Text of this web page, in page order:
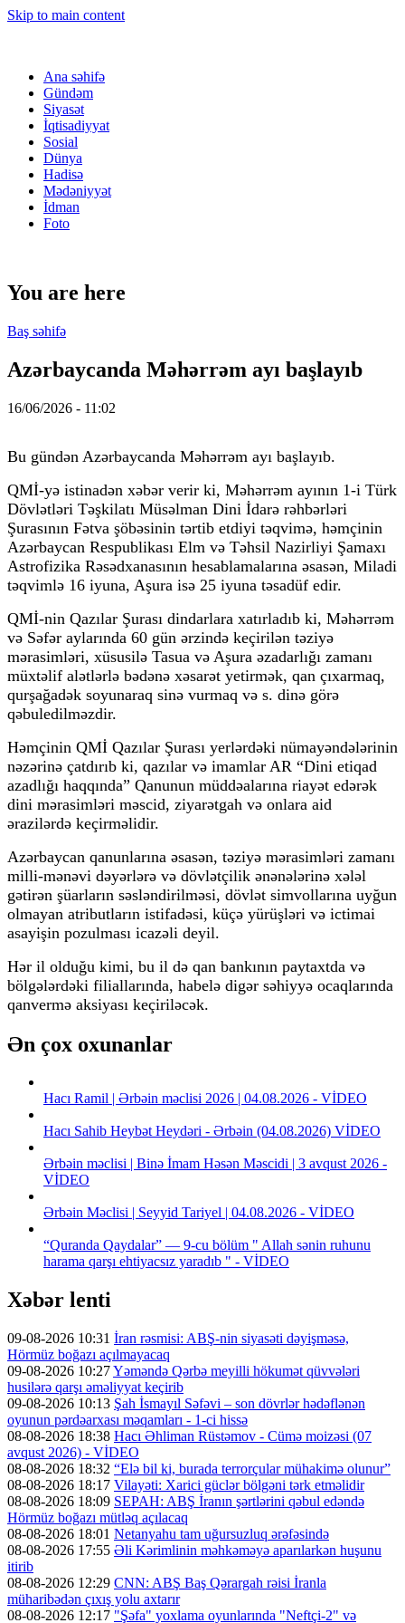
Skip to main content
Ana səhifə
Gündəm
Siyasət
İqtisadiyyat
Sosial
Dünya
Hadisə
Mədəniyyət
İdman
Foto
You are here
Baş səhifə
Azərbaycanda Məhərrəm ayı başlayıb
16/06/2026 - 11:02
Bu gündən Azərbaycanda Məhərrəm ayı başlayıb.
QMİ-yə istinadən xəbər verir ki, Məhərrəm ayının 1-i Türk
Dövlətləri Təşkilatı Müsəlman Dini İdarə rəhbərləri
Şurasının Fətva şöbəsinin tərtib etdiyi təqvimə, həmçinin
Azərbaycan Respublikası Elm və Təhsil Nazirliyi Şamaxı
Astrofizika Rəsədxanasının hesablamalarına əsasən, Miladi
təqvimlə 16 iyuna, Aşura isə 25 iyuna təsadüf edir.
QMİ-nin Qazılar Şurası dindarlara xatırladıb ki, Məhərrəm
və Səfər aylarında 60 gün ərzində keçirilən təziyə
mərasimləri, xüsusilə Tasua və Aşura əzadarlığı zamanı
müxtəlif alətlərlə bədənə xəsarət yetirmək, qan çıxarmaq,
qurşağadək soyunaraq sinə vurmaq və s. dinə görə
qəbuledilməzdir.
Həmçinin QMİ Qazılar Şurası yerlərdəki nümayəndələrinin
nəzərinə çatdırıb ki, qazılar və imamlar AR “Dini etiqad
azadlığı haqqında” Qanunun müddəalarına riayət edərək
dini mərasimləri məscid, ziyarətgah və onlara aid
ərazilərdə keçirməlidir.
Azərbaycan qanunlarına əsasən, təziyə mərasimləri zamanı
milli-mənəvi dəyərlərə və dövlətçilik ənənələrinə xələl
gətirən şüarların səsləndirilməsi, dövlət simvollarına uyğun
olmayan atributların istifadəsi, küçə yürüşləri və ictimai
asayişin pozulması icazəli deyil.
Hər il olduğu kimi, bu il də qan bankının paytaxtda və
bölgələrdəki filiallarında, habelə digər səhiyyə ocaqlarında
qanvermə aksiyası keçiriləcək.
Ən çox oxunanlar
Hacı Ramil | Ərbəin məclisi 2026 | 04.08.2026 - VİDEO
Hacı Sahib Heybət Heydəri - Ərbəin (04.08.2026) VİDEO
Ərbəin məclisi | Binə İmam Həsən Məscidi | 3 avqust 2026 -
VİDEO
Ərbəin Məclisi | Seyyid Tariyel | 04.08.2026 - VİDEO
“Quranda Qaydalar” — 9-cu bölüm " Allah sənin ruhunu
harama qarşı ehtiyacsız yaradıb " - VİDEO
Xəbər lenti
09-08-2026 10:31 İran rəsmisi: ABŞ-nin siyasəti dəyişməsə,
Hörmüz boğazı açılmayacaq
09-08-2026 10:27Yəməndə Qərbə meyilli hökumət qüvvələri
husilərə qarşı əməliyyat keçirib
09-08-2026 10:13 Şah İsmayıl Səfəvi – son dövrlər hədəflənən
oyunun pərdəarxası məqamları - 1-ci hissə
08-08-2026 18:38 Hacı Əhliman Rüstəmov - Cümə moizəsi (07
avqust 2026) - VİDEO
08-08-2026 18:32 “Elə bil ki, burada terrorçular mühakimə olunur”
08-08-2026 18:17 Vilayəti: Xarici güclər bölgəni tərk etməlidir
08-08-2026 18:09 SEPAH: ABŞ İranın şərtlərini qəbul edəndə
Hörmüz boğazı mütləq açılacaq
08-08-2026 18:01 Netanyahu tam uğursuzluq ərəfəsində
08-08-2026 17:55 Əli Kərimlinin məhkəməyə aparılarkən huşunu
itirib
08-08-2026 12:29 CNN: ABŞ Baş Qərargah rəisi İranla
müharibədən çıxış yolu axtarır
08-08-2026 12:17 "Şəfa" yoxlama oyunlarında "Neftçi-2" və